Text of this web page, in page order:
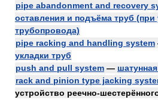
pipe abandonment and recovery
оставления и подъёма труб (при
трубопровода)
pipe racking and handling system
укладки труб
push and pull system —
rack and pinion type jacking
устройство реечно-